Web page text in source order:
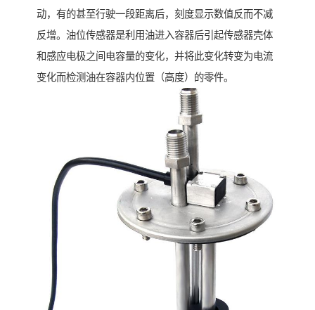
动，有的甚至行驶一段距离后，刻度显示数值反而不减
反增。油位传感器是利用油进入容器后引起传感器壳体
和感应电极之间电容量的变化，并将此变化转变为电流
变化而检测油在容器内位置（高度）的零件。